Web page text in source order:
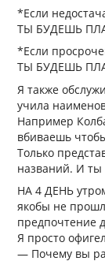
*Если
ТЫ БУДЕШЬ
*Если
ТЫ БУДЕШЬ
Я также
учила
Например
вбиваешь
Только
названий. И ты
НА 4 ДЕНЬ
якобы не
предпочтение
Я просто
— Почему вы